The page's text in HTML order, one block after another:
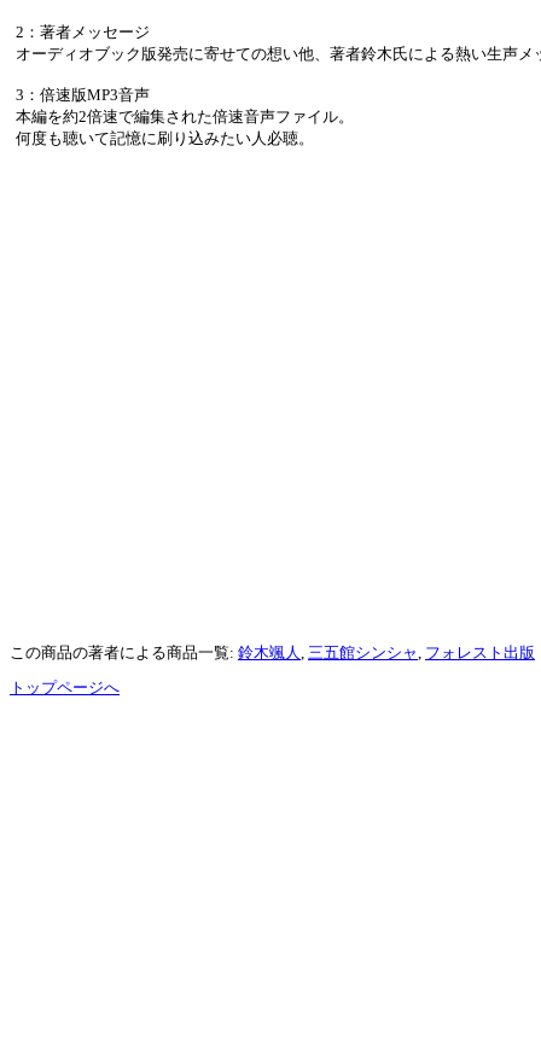
2：著者メッセージ
オーディオブック版発売に寄せての想い他、著者鈴木氏による熱い生声メ
3：倍速版MP3音声
本編を約2倍速で編集された倍速音声ファイル。
何度も聴いて記憶に刷り込みたい人必聴。
この商品の著者による商品一覧: 鈴木颯人 三五館シンシャ フォレスト出版
トップページへ